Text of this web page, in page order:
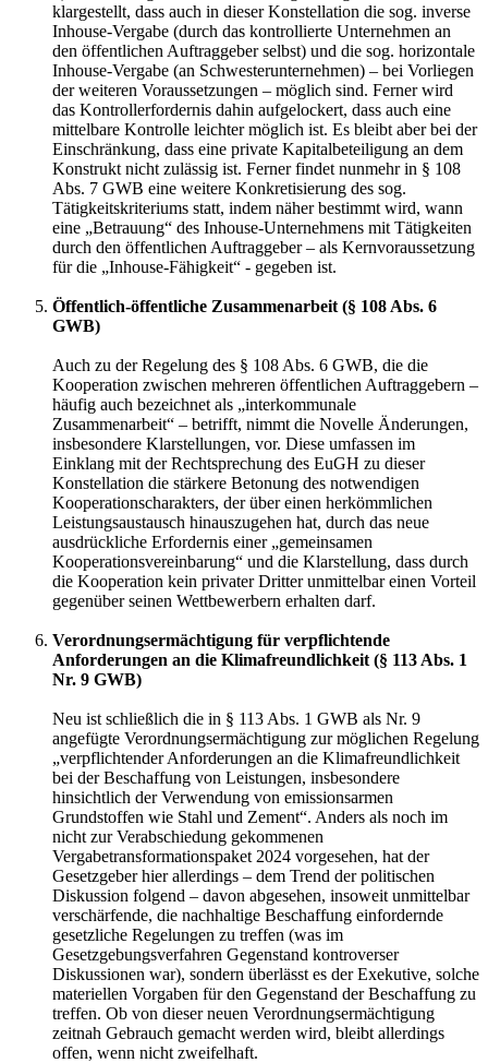
klargestellt, dass auch in dieser Konstellation die sog. inverse
Inhouse-Vergabe (durch das kontrollierte Unternehmen an
den öffentlichen Auftraggeber selbst) und die sog. horizontale
Inhouse-Vergabe (an Schwesterunternehmen) – bei Vorliegen
der weiteren Voraussetzungen – möglich sind. Ferner wird
das Kontrollerfordernis dahin aufgelockert, dass auch eine
mittelbare Kontrolle leichter möglich ist. Es bleibt aber bei der
Einschränkung, dass eine private Kapitalbeteiligung an dem
Konstrukt nicht zulässig ist. Ferner findet nunmehr in § 108
Abs. 7 GWB eine weitere Konkretisierung des sog.
Tätigkeitskriteriums statt, indem näher bestimmt wird, wann
eine „Betrauung“ des Inhouse-Unternehmens mit Tätigkeiten
durch den öffentlichen Auftraggeber – als Kernvoraussetzung
für die „Inhouse-Fähigkeit“ - gegeben ist.
Öffentlich-öffentliche Zusammenarbeit (§ 108 Abs. 6
GWB)
Auch zu der Regelung des § 108 Abs. 6 GWB, die die
Kooperation zwischen mehreren öffentlichen Auftraggebern –
häufig auch bezeichnet als „interkommunale
Zusammenarbeit“ – betrifft, nimmt die Novelle Änderungen,
insbesondere Klarstellungen, vor. Diese umfassen im
Einklang mit der Rechtsprechung des EuGH zu dieser
Konstellation die stärkere Betonung des notwendigen
Kooperationscharakters, der über einen herkömmlichen
Leistungsaustausch hinauszugehen hat, durch das neue
ausdrückliche Erfordernis einer „gemeinsamen
Kooperationsvereinbarung“ und die Klarstellung, dass durch
die Kooperation kein privater Dritter unmittelbar einen Vorteil
gegenüber seinen Wettbewerbern erhalten darf.
Verordnungsermächtigung für verpflichtende
Anforderungen an die Klimafreundlichkeit (§ 113 Abs. 1
Nr. 9 GWB)
Neu ist schließlich die in § 113 Abs. 1 GWB als Nr. 9
angefügte Verordnungsermächtigung zur möglichen Regelung
„verpflichtender Anforderungen an die Klimafreundlichkeit
bei der Beschaffung von Leistungen, insbesondere
hinsichtlich der Verwendung von emissionsarmen
Grundstoffen wie Stahl und Zement“. Anders als noch im
nicht zur Verabschiedung gekommenen
Vergabetransformationspaket 2024 vorgesehen, hat der
Gesetzgeber hier allerdings – dem Trend der politischen
Diskussion folgend – davon abgesehen, insoweit unmittelbar
verschärfende, die nachhaltige Beschaffung einfordernde
gesetzliche Regelungen zu treffen (was im
Gesetzgebungsverfahren Gegenstand kontroverser
Diskussionen war), sondern überlässt es der Exekutive, solche
materiellen Vorgaben für den Gegenstand der Beschaffung zu
treffen. Ob von dieser neuen Verordnungsermächtigung
zeitnah Gebrauch gemacht werden wird, bleibt allerdings
offen, wenn nicht zweifelhaft.